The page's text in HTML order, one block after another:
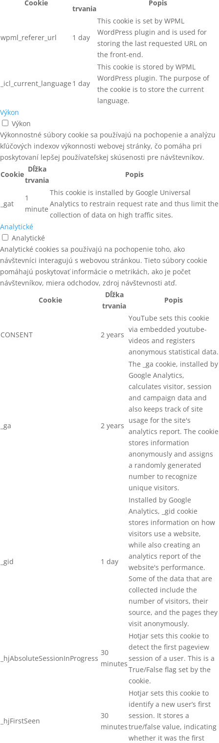
ZNAČENIE DREVENÝCH PALIET
ZOŠÍVAČKY NA KARTÓNY
SPONY kartonážne 35
STOJANY PRE ŠIJACIE STROJE
STOLIČKY PRE PRACOVNÍKOV
STOLY PRE VÝROBU ŽALÚZIÍ
STRIHACIE ZARIADENIA
STROJE NA VÝROBU PALIET
TEXTILNÉ PÁSKY (PES)
Trapézové tyče - C15
UŤAHOVAČKY SKRUTIEK
VYPAĽOVACIE PRÍSTROJE
ZÁVITOVÉ TYČE
Cookie
trvania
Popis
wpml_referer_url 1 day
This cookie is set by WPML
WordPress plugin and is used for
storing the last requested URL on
the front-end.
_icl_current_language 1 day
This cookie is stored by WPML
WordPress plugin. The purpose of
the cookie is to store the current
language.
Výkon
Výkon
Výkonnostné súbory cookie sa používajú na pochopenie a analýzu
kľúčových indexov výkonnosti webovej stránky, čo pomáha pri
poskytovaní lepšej používateľskej skúsenosti pre návštevníkov.
Cookie
Dĺžka
trvania
Popis
_gat
1
minute
This cookie is installed by Google Universal
Analytics to restrain request rate and thus limit the
collection of data on high traffic sites.
Analytické
Analytické
Analytické cookies sa používajú na pochopenie toho, ako
návštevníci interagujú s webovou stránkou. Tieto súbory cookie
pomáhajú poskytovať informácie o metrikách, ako je počet
návštevníkov, miera odchodov, zdroj návštevnosti atď.
Cookie
Dĺžka
trvania
Popis
CONSENT 2 years
YouTube sets this cookie
via embedded youtube-
videos and registers
anonymous statistical data.
_ga 2 years
The _ga cookie, installed by
Google Analytics,
calculates visitor, session
and campaign data and
also keeps track of site
usage for the site's
analytics report. The cookie
stores information
anonymously and assigns
a randomly generated
number to recognize
unique visitors.
_gid 1 day
Installed by Google
Analytics, _gid cookie
stores information on how
visitors use a website,
while also creating an
analytics report of the
website's performance.
Some of the data that are
collected include the
number of visitors, their
source, and the pages they
visit anonymously.
_hjAbsoluteSessionInProgress
30
minutes
Hotjar sets this cookie to
detect the first pageview
session of a user. This is a
True/False flag set by the
cookie.
_hjFirstSeen
30
minutes
Hotjar sets this cookie to
identify a new user’s first
session. It stores a
true/false value, indicating
whether it was the first